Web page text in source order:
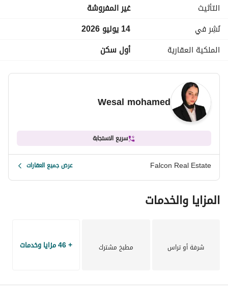
التأثيث
غير المفروشة
نُشِر في
14 يوليو 2026
الملكية العقارية
أول سكن
Wesal mohamed
سريع الاستجابة
Falcon Real Estate عرض جميع العقارات
المزايا والخدمات
شرفة أو تراس مطبخ مشترك + 46 مزايا وخدمات